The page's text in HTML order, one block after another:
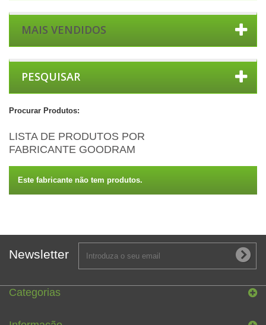
MAIS VENDIDOS
PESQUISAR
Procurar Produtos:
LISTA DE PRODUTOS POR
FABRICANTE GOODRAM
Este fabricante não tem produtos.
Newsletter
Categorias